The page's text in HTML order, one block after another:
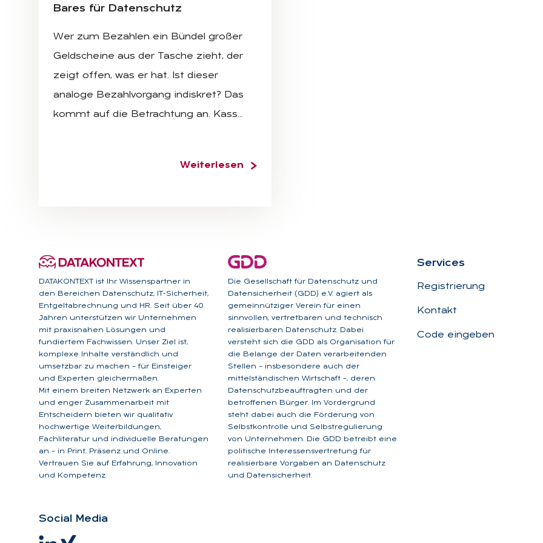
Ba­res für Da­ten­schutz
Wer zum Bezahlen ein Bündel großer
Geldscheine aus der Tasche zieht, der
zeigt offen, was er hat. Ist dieser
analoge Bezahlvorgang indiskret? Das
kommt auf die Betrachtung an. Kass…
Weiterlesen
DATAKONTEXT ist Ihr Wissenspartner in
den Bereichen Datenschutz, IT-Sicherheit,
Entgeltabrechnung und HR. Seit über 40
Jahren unterstützen wir Unternehmen
mit praxisnahen Lösungen und
fundiertem Fachwissen. Unser Ziel ist,
komplexe Inhalte verständlich und
umsetzbar zu machen – für Einsteiger
und Experten gleichermaßen.
Mit einem breiten Netzwerk an Experten
und enger Zusammenarbeit mit
Entscheidern bieten wir qualitativ
hochwertige Weiterbildungen,
Fachliteratur und individuelle Beratungen
an – in Print, Präsenz und Online.
Vertrauen Sie auf Erfahrung, Innovation
und Kompetenz.
Die Gesellschaft für Datenschutz und
Datensicherheit (GDD) e.V. agiert als
gemeinnütziger Verein für einen
sinnvollen, vertretbaren und technisch
realisierbaren Datenschutz. Dabei
versteht sich die GDD als Organisation für
die Belange der Daten verarbeitenden
Stellen – insbesondere auch der
mittelständischen Wirtschaft –, deren
Datenschutzbeauftragten und der
betroffenen Bürger. Im Vordergrund
steht dabei auch die Förderung von
Selbstkontrolle und Selbstregulierung
von Unternehmen. Die GDD betreibt eine
politische Interessensvertretung für
realisierbare Vorgaben an Datenschutz
und Datensicherheit.
Ser­vices
Registrierung
Kontakt
Code eingeben
So­ci­al Me­dia